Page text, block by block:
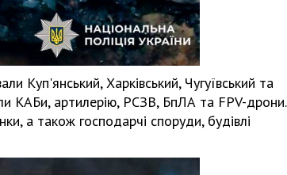
Куп'янський, Харківський, Чугуївський та
КАБи, артилерію, РСЗВ, БпЛА та FPV-дрони.
а також господарчі споруди, будівлі